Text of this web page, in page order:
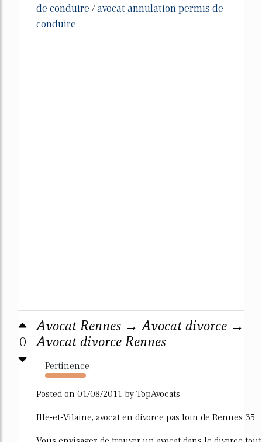
de conduire /avocat annulation permis de
conduire
0
Avocat Rennes → Avocat divorce →
Avocat divorce Rennes
Pertinence
1218%
Posted on 01/08/2011 by TopAvocats
Ille-et-Vilaine, avocat en divorce pas loin de Rennes 35